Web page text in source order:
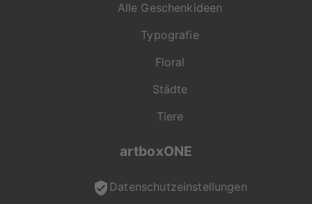
Alle Geschenkideen
Typografie
Floral
Städte
Tiere
artboxONE
Datenschutzeinstellungen